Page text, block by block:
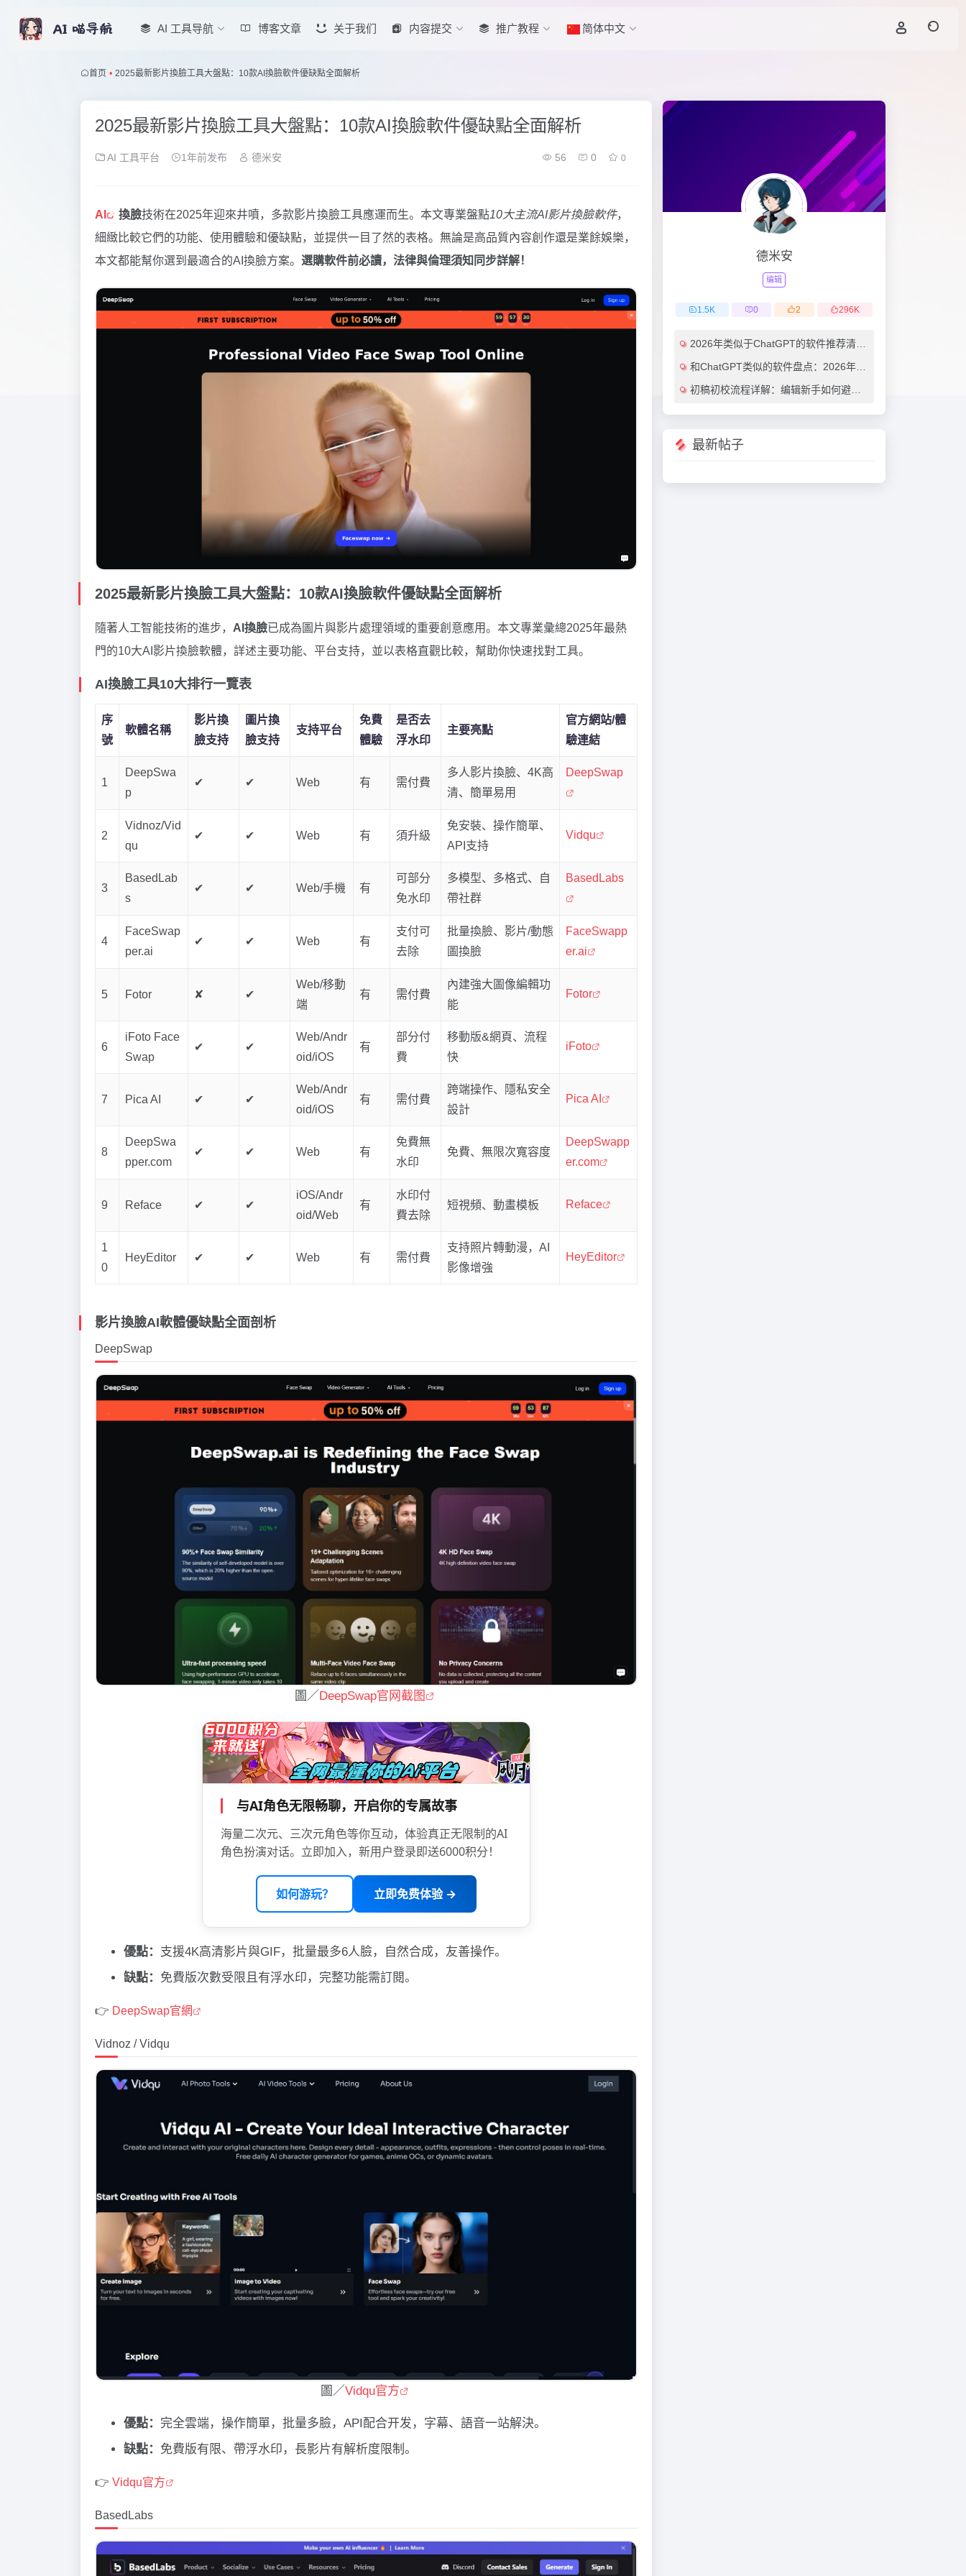
AI 工具导航 博客文章 关于我们 内容提交 推广教程 简体中文
首页 • 2025最新影片換臉工具大盤點：10款AI換臉軟件優缺點全面解析
2025最新影片換臉工具大盤點：10款AI換臉軟件優缺點全面解析
AI 工具平台 1年前发布 德米安 56 0 0
AI 換臉技術在2025年迎來井噴，多款影片換臉工具應運而生。本文專業盤點10大主流AI影片換臉軟件，
細緻比較它們的功能、使用體驗和優缺點，並提供一目了然的表格。無論是高品質內容創作還是業餘娛樂，
本文都能幫你選到最適合的AI換臉方案。 選購軟件前必讀，法律與倫理須知同步詳解！
2025最新影片換臉工具大盤點：10款AI換臉軟件優缺點全面解析
隨著人工智能技術的進步， AI換臉已成為圖片與影片處理領域的重要創意應用。本文專業彙總2025年最熱
門的10大AI影片換臉軟體，詳述主要功能、平台支持，並以表格直觀比較，幫助你快速找對工具。
AI換臉工具10大排行一覽表
序
號
軟體名稱
影片換
臉支持
圖片換
臉支持
支持平台
免費
體驗
是否去
浮水印
主要亮點
官方網站/體
驗連結
1
DeepSwa
p
✔ ✔ Web 有 需付費
多人影片換臉、4K高
清、簡單易用
DeepSwap
2
Vidnoz/Vid
qu
✔ ✔ Web 有 須升級
免安裝、操作簡單、
API支持
Vidqu
3
BasedLab
s
✔ ✔ Web/手機 有
可部分
免水印
多模型、多格式、自
帶社群
BasedLabs
4
FaceSwap
per.ai
✔ ✔ Web 有
支付可
去除
批量換臉、影片/動態
圖換臉
FaceSwapp
er.ai
5 Fotor ✘ ✔
Web/移動
端
有 需付費
內建強大圖像編輯功
能
Fotor
6
iFoto Face
Swap
✔ ✔
Web/Andr
oid/iOS
有
部分付
費
移動版&網頁、流程
快
iFoto
7 Pica AI ✔ ✔
Web/Andr
oid/iOS
有 需付費
跨端操作、隱私安全
設計
Pica AI
8
DeepSwa
pper.com
✔ ✔ Web 有
免費無
水印
免費、無限次寬容度
DeepSwapp
er.com
9 Reface ✔ ✔
iOS/Andr
oid/Web
有
水印付
費去除
短視頻、動畫模板 Reface
1
0
HeyEditor ✔ ✔ Web 有 需付費
支持照片轉動漫，AI
影像增強
HeyEditor
影片換臉AI軟體優缺點全面剖析
DeepSwap
圖／DeepSwap官网截图
与AI角色无限畅聊，开启你的专属故事
海量二次元、三次元角色等你互动，体验真正无限制的AI
角色扮演对话。立即加入，新用户登录即送6000积分！
如何游玩？ 立即免费体验 →
優點： 支援4K高清影片與GIF，批量最多6人臉，自然合成，友善操作。
缺點： 免費版次數受限且有浮水印，完整功能需訂閱。
👉 DeepSwap官網
Vidnoz / Vidqu
圖／Vidqu官方
優點： 完全雲端，操作簡單，批量多臉，API配合开发，字幕、語音一站解決。
缺點： 免費版有限、帶浮水印，長影片有解析度限制。
👉 Vidqu官方
BasedLabs
德米安
编辑
1.5K 0 2 296K
2026年类似于ChatGPT的软件推荐清单：7款效率翻倍的AI对话工具（免费与付费对比）
和ChatGPT类似的软件盘点：2026年最值得尝试的7大AI对话工具推荐
初稿初校流程详解：编辑新手如何避免常见错误（附实用AI工具推荐）
最新帖子